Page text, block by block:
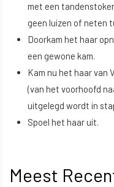
met een
geen luizen of neten
Doorkam het haar
een gewone kam.
Kam nu het haar van
(van het voorhoofd
uitgelegd wordt in
Spoel het haar uit.
Meest